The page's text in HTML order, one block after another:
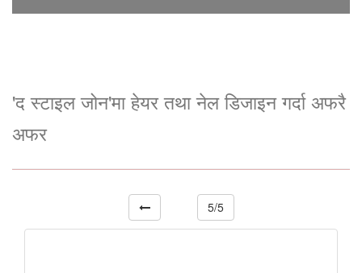
'द स्टाइल जोन'मा हेयर तथा नेल डिजाइन गर्दा अफरै
अफर
5/5